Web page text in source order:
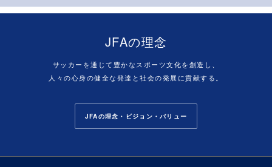
JFAの理念
サッカーを通じて豊かなスポーツ文化を創造し、
人々の心身の健全な発達と社会の発展に貢献する。
JFAの理念・ビジョン・バリュー